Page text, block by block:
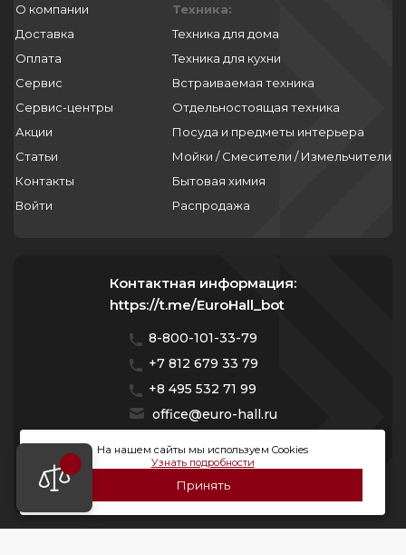
О компании
Доставка
Оплата
Сервис
Сервис-центры
Акции
Статьи
Контакты
Войти
Техника:
Техника для дома
Техника для кухни
Встраиваемая техника
Отдельностоящая техника
Посуда и предметы интерьера
Мойки / Смесители / Измельчители
Бытовая химия
Распродажа
Контактная информация:
https://t.me/EuroHall_bot
8-800-101-33-79
+7 812 679 33 79
+8 495 532 71 99
office@euro-hall.ru
Санкт-Петербург, ул. Куйбышева, д. 38/40
Мы работаем с 10:00 — 20:00 без выходных
На нашем сайты мы используем Cookies
Узнать подробности
Принять